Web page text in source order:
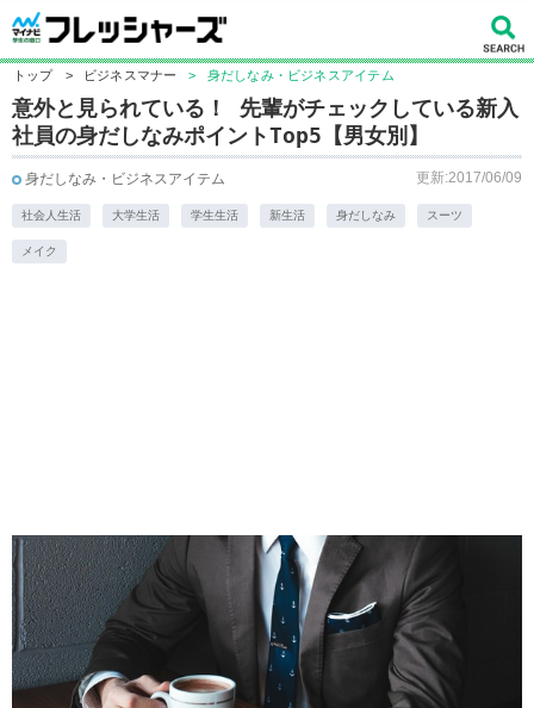
トップ > ビジネスマナー > 身だしなみ・ビジネスアイテム
意外と見られている！ 先輩がチェックしている新入
社員の身だしなみポイントTop5【男女別】
身だしなみ・ビジネスアイテム 更新:2017/06/09
社会人生活 大学生活 学生生活 新生活 身だしなみ スーツ
メイク